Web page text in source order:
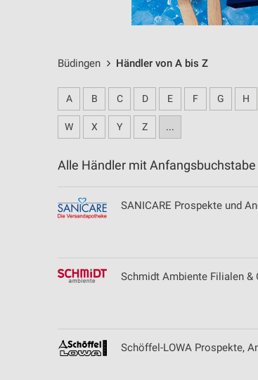
Büdingen Händler von A bis Z
A B C D E F G H
W X Y Z ...
Alle Händler mit
SANICARE Prospekte und
Schmidt Ambiente Filialen &
Schöffel-LOWA Prospekte,